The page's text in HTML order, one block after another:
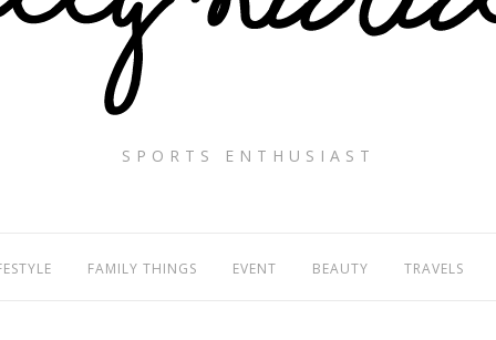
SPORTS ENTHUSIAST
FAMILY THINGS EVENT BEAUTY TRAVELS